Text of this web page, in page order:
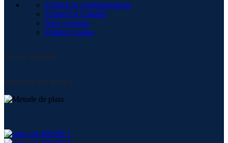
Politică de confidențialitate
Termeni și Condiții
Date societate
Politica Cookie
Social Media:
Metode de plată: